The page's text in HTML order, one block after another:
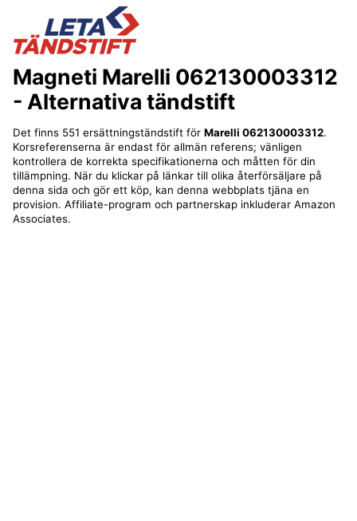
Magneti Marelli 062130003312
- Alternativa tändstift
Det finns 551 ersättningständstift för Marelli 062130003312.
Korsreferenserna är endast för allmän referens; vänligen
kontrollera de korrekta specifikationerna och måtten för din
tillämpning. När du klickar på länkar till olika återförsäljare på
denna sida och gör ett köp, kan denna webbplats tjäna en
provision. Affiliate-program och partnerskap inkluderar Amazon
Associates.